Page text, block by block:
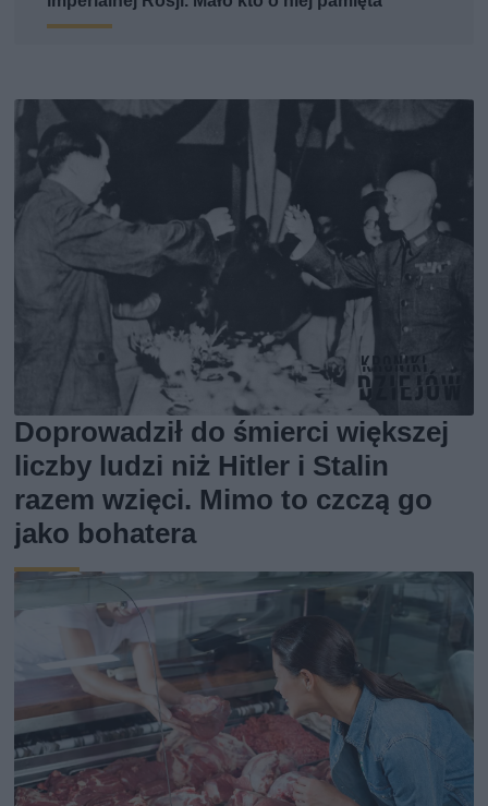
Doprowadził do śmierci większej
liczby ludzi niż Hitler i Stalin
razem wzięci. Mimo to czczą go
jako bohatera